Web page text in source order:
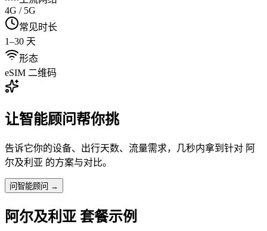
4G / 5G
常见时长
1–30 天
形态
eSIM 二维码
让智能顾问帮你挑
告诉它你的设备、出行天数、流量需求，几秒内拿到针对 阿
尔及利亚 的方案与对比。
问智能顾问 →
阿尔及利亚 套餐示例